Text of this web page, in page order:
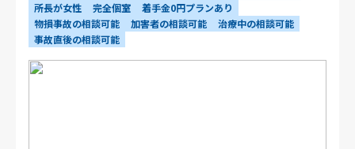
所長が女性
完全個室
着手金0円プランあり
物損事故の相談可能
加害者の相談可能
治療中の相談可能
事故直後の相談可能